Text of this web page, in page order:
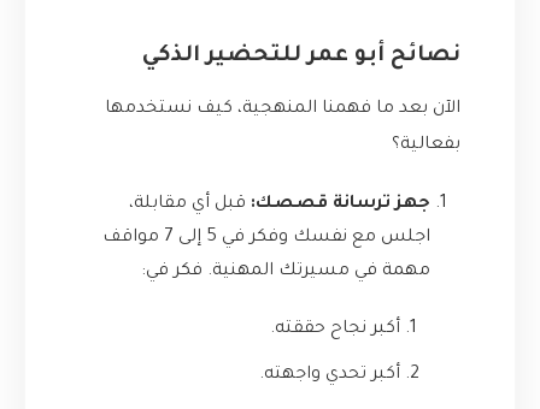
نصائح أبو عمر للتحضير الذكي
الآن بعد ما فهمنا المنهجية، كيف نستخدمها
بفعالية؟
جهز ترسانة قصصك: قبل أي مقابلة،
اجلس مع نفسك وفكر في 5 إلى 7 مواقف
مهمة في مسيرتك المهنية. فكر في:
أكبر نجاح حققته.
أكبر تحدي واجهته.